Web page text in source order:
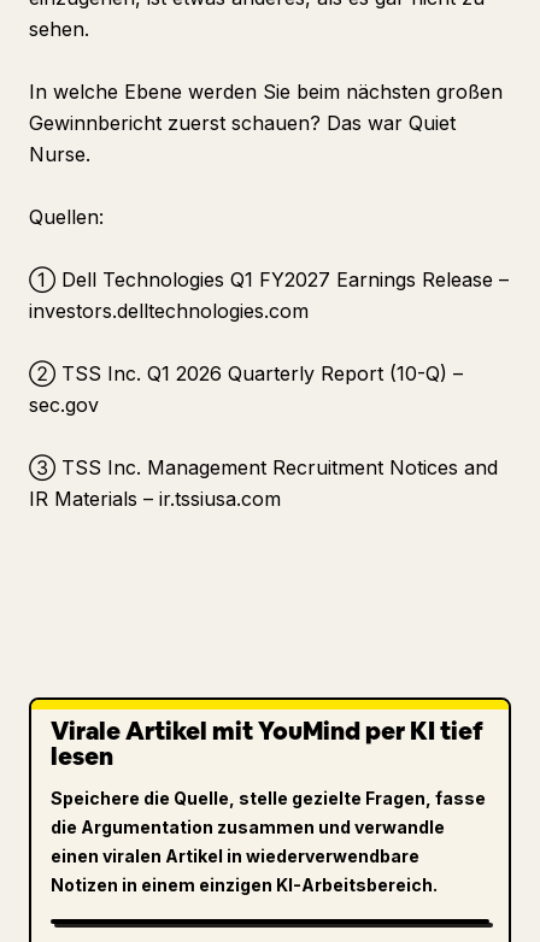
sehen.
In welche Ebene werden Sie beim nächsten großen
Gewinnbericht zuerst schauen? Das war Quiet
Nurse.
Quellen:
① Dell Technologies Q1 FY2027 Earnings Release –
investors.delltechnologies.com
② TSS Inc. Q1 2026 Quarterly Report (10-Q) –
sec.gov
③ TSS Inc. Management Recruitment Notices and
IR Materials – ir.tssiusa.com
Virale Artikel mit YouMind per KI tief
lesen
Speichere die Quelle, stelle gezielte Fragen, fasse
die Argumentation zusammen und verwandle
einen viralen Artikel in wiederverwendbare
Notizen in einem einzigen KI-Arbeitsbereich.